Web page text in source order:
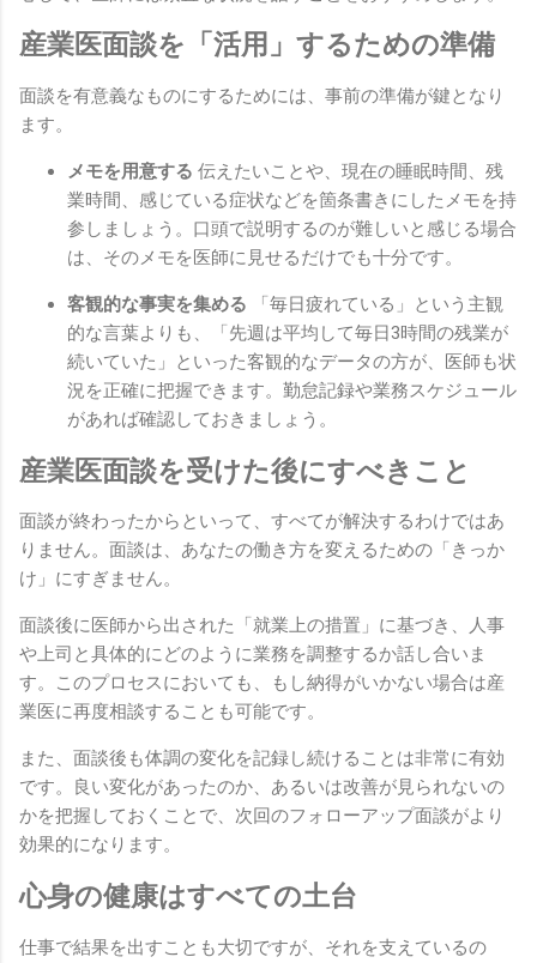
産業医面談を「活用」するための準備
面談を有意義なものにするためには、事前の準備が鍵となり
ます。
メモを用意する 伝えたいことや、現在の睡眠時間、残
業時間、感じている症状などを箇条書きにしたメモを持
参しましょう。口頭で説明するのが難しいと感じる場合
は、そのメモを医師に見せるだけでも十分です。
客観的な事実を集める 「毎日疲れている」という主観
的な言葉よりも、「先週は平均して毎日3時間の残業が
続いていた」といった客観的なデータの方が、医師も状
況を正確に把握できます。勤怠記録や業務スケジュール
があれば確認しておきましょう。
産業医面談を受けた後にすべきこと
面談が終わったからといって、すべてが解決するわけではあ
りません。面談は、あなたの働き方を変えるための「きっか
け」にすぎません。
面談後に医師から出された「就業上の措置」に基づき、人事
や上司と具体的にどのように業務を調整するか話し合いま
す。このプロセスにおいても、もし納得がいかない場合は産
業医に再度相談することも可能です。
また、面談後も体調の変化を記録し続けることは非常に有効
です。良い変化があったのか、あるいは改善が見られないの
かを把握しておくことで、次回のフォローアップ面談がより
効果的になります。
心身の健康はすべての土台
仕事で結果を出すことも大切ですが、それを支えているの